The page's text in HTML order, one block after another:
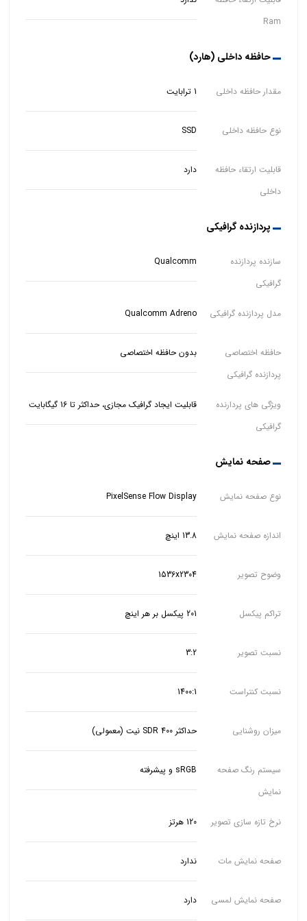
Ram
حافظه داخلی (هارد)
مقدار حافظه داخلی 1 ترابایت
نوع حافظه داخلی SSD
قابلیت ارتقاء حافظه
داخلی
دارد
پردازنده گرافیکی
سازنده پردازنده
گرافیکی
Qualcomm
مدل پردازنده گرافیکی Qualcomm Adreno
حافظه اختصاصی
پردازنده گرافیکی
بدون حافظه اختصاصی
ویژگی های پردارنده
گرافیکی
قابلیت ایجاد گرافیک مجازی، حداکثر تا 16 گیگابایت
صفحه نمایش
نوع صفحه نمایش PixelSense Flow Display
اندازه صفحه نمایش 13.8 اینچ
وضوح تصویر 1536x2304
تراکم پیکسل 201 پیکسل بر هر اینچ
نسبت تصویر 3:2
نسبت کنتراست 1400:1
میزان روشنایی حداکثر SDR 400 نیت (معمولی)
سیستم رنگ صفحه
نمایش
sRGB و پیشرفته
نرخ تازه سازی تصویر 120 هرتز
صفحه نمایش مات ندارد
صفحه نمایش لمسی دارد